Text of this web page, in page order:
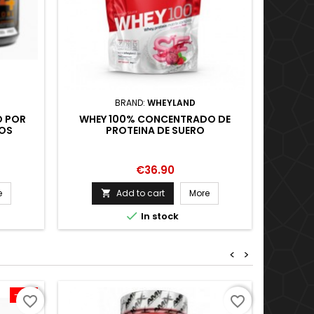
POR
BRAND: WHEYLAND
WHEY 100% CONCENTRADO DE
PROTEINA DE SUERO
Price
€36.90
 Add to cart More
 In stock
>
<
-10%
favorite_border favorite_border